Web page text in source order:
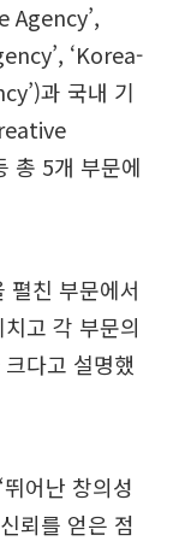
Agency’,
‘Korea-
과 국내 기
총 5개 부문에
펼친 부문에서
고 각 부문의
다고 설명했
어난 창의성
뢰를 얻은 점